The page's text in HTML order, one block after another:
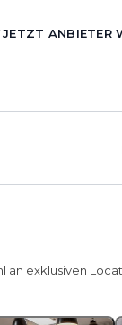
JETZT ANBIETER
an exklusiven